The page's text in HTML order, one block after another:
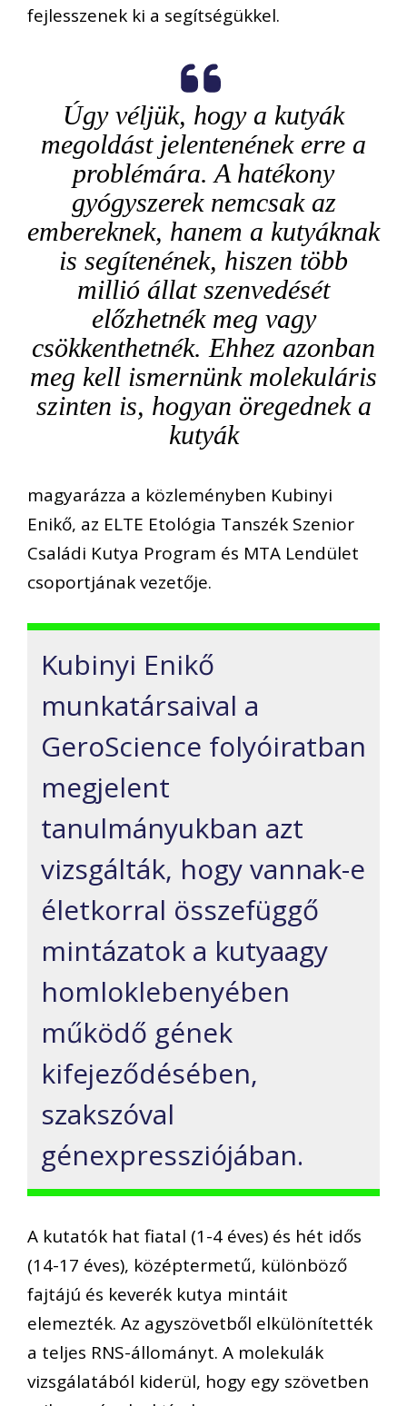
fejlesszenek ki a segítségükkel.
Úgy véljük, hogy a kutyák
megoldást jelentenének erre a
problémára. A hatékony
gyógyszerek nemcsak az
embereknek, hanem a kutyáknak
is segítenének, hiszen több
millió állat szenvedését
előzhetnék meg vagy
csökkenthetnék. Ehhez azonban
meg kell ismernünk molekuláris
szinten is, hogyan öregednek a
kutyák
magyarázza a közleményben Kubinyi
Enikő, az ELTE Etológia Tanszék Szenior
Családi Kutya Program és MTA Lendület
csoportjának vezetője.
Kubinyi Enikő
munkatársaival a
GeroScience folyóiratban
megjelent
tanulmányukban azt
vizsgálták, hogy vannak-e
életkorral összefüggő
mintázatok a kutyaagy
homloklebenyében
működő gének
kifejeződésében,
szakszóval
génexpressziójában.
A kutatók hat fiatal (1-4 éves) és hét idős
(14-17 éves), középtermetű, különböző
fajtájú és keverék kutya mintáit
elemezték. Az agyszövetből elkülönítették
a teljes RNS-állományt. A molekulák
vizsgálatából kiderül, hogy egy szövetben